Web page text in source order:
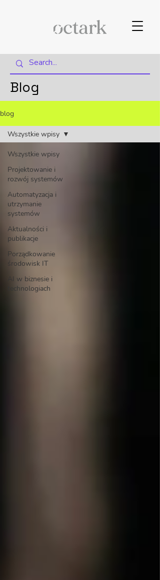
Blog
blog
Wszystkie wpisy
Projektowanie i
rozwój systemów
Automatyzacja i
utrzymanie
systemów
Aktualności i
publikacje
Porządkowanie
środowisk IT
AI w biznesie i
technologiach
Wszystkie wpisy